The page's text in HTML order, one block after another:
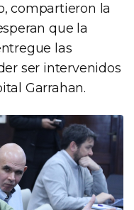
compartieron la
que la
las
ser intervenidos
Garrahan.